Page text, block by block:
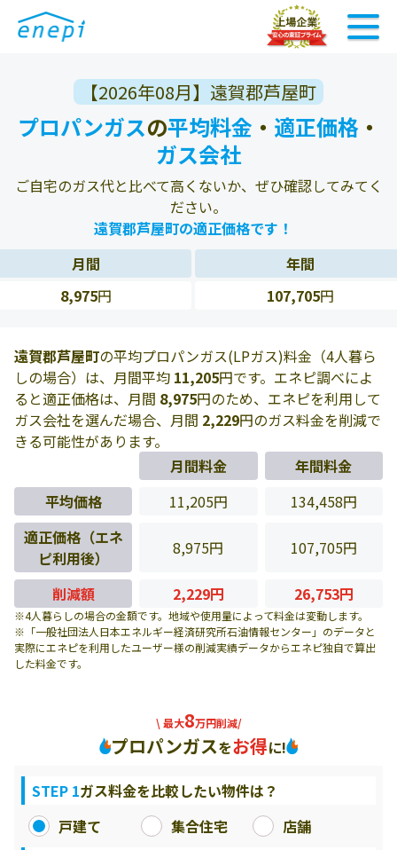
【2026年08月】遠賀郡芦屋町
プロパンガスの平均料金 ・ 適正価格 ・
ガス会社
ご自宅のガス代と比べて高くないか、ぜひ確認してみてく
ださい。
遠賀郡芦屋町の適正価格です！
月間
年間
8,975円 107,705円
遠賀郡芦屋町の平均プロパンガス(LPガス)料金（4人暮ら
しの場合）は、月間平均 11,205円です。エネピ調べによ
ると適正価格は、月間 8,975円のため、エネピを利用して
ガス会社を選んだ場合、月間 2,229円のガス料金を削減で
きる可能性があります。
月間料金
年間料金
平均価格
11,205円
134,458円
適正価格（エネ
ピ利用後）
8,975円 107,705円
削減額 2,229円 26,753円
※4人暮らしの場合の金額です。地域や使用量によって料金は変動します。
※「一般社団法人日本エネルギー経済研究所石油情報センター」のデータと
実際にエネピを利用したユーザー様の削減実績データからエネピ独自で算出
した料金です。
\ 最大8万円削減/
プロパンガスをお得に!
STEP 1ガス料金を比較したい物件は？
戸建て
集合住宅
店舗